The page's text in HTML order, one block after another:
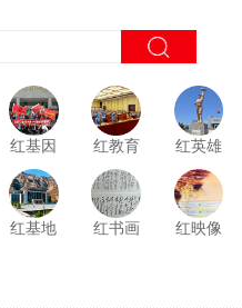
红基因 红教育 红英雄
红基地 红书画 红映像